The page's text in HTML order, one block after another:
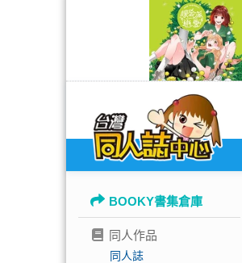
BOOKY書集倉庫
同人作品
同人誌